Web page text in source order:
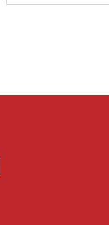
Programas de